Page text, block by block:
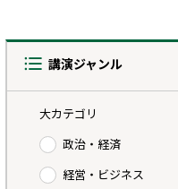
講演ジャンル
大カテゴリ
政治・経済
経営・ビジネス